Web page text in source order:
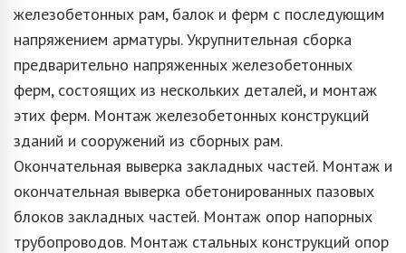
железобетонных рам, балок и ферм с последующим
напряжением арматуры. Укрупнительная сборка
предварительно напряженных железобетонных
ферм, состоящих из нескольких деталей, и монтаж
этих ферм. Монтаж железобетонных конструкций
зданий и сооружений из сборных рам.
Окончательная выверка закладных частей. Монтаж и
окончательная выверка обетонированных пазовых
блоков закладных частей. Монтаж опор напорных
трубопроводов. Монтаж стальных конструкций опор